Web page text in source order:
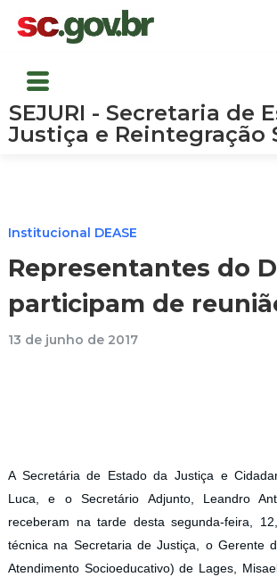
SEJURI - Secretaria de
Justiça e Reintegração
Institucional DEASE
Representantes do
participam de
13 de junho de 2017
A Secretária de Estado da Justiça e
Luca, e o Secretário Adjunto, Leandro
receberam na tarde desta segunda-feira,
técnica na Secretaria de Justiça, o Gerente
Atendimento Socioeducativo) de Lages,